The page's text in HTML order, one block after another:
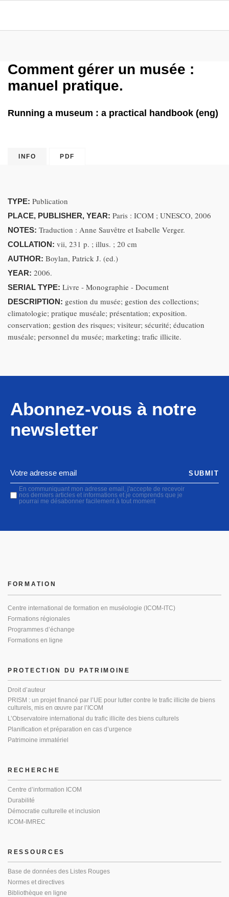
Comment gérer un musée :
manuel pratique.
Running a museum : a practical handbook (eng)
INFO PDF
TYPE: Publication
PLACE, PUBLISHER, YEAR: Paris : ICOM ; UNESCO, 2006
NOTES: Traduction : Anne Sauvêtre et Isabelle Verger.
COLLATION: vii, 231 p. ; illus. ; 20 cm
AUTHOR: Boylan, Patrick J. (ed.)
YEAR: 2006.
SERIAL TYPE: Livre - Monographie - Document
DESCRIPTION: gestion du musée; gestion des collections;
climatologie; pratique muséale; présentation; exposition.
conservation; gestion des risques; visiteur; sécurité; éducation
muséale; personnel du musée; marketing; trafic illicite.
Abonnez-vous à notre
newsletter
En communiquant mon adresse email, j'accepte de recevoir
nos derniers articles et informations et je comprends que je
pourrai me désabonner facilement à tout moment
SUBMIT
PROTECTION DU PATRIMOINE
Droit d’auteur
PRISM : un projet financé par l’UE pour lutter contre le trafic illicite de biens
culturels, mis en œuvre par l’ICOM
L’Observatoire international du trafic illicite des biens culturels
Planification et préparation en cas d’urgence
Patrimoine immatériel
FORMATION
Centre international de formation en muséologie (ICOM-ITC)
Formations régionales
Programmes d’échange
Formations en ligne
RECHERCHE
Centre d’information ICOM
Durabilité
Démocratie culturelle et inclusion
ICOM-IMREC
RESSOURCES
Base de données des Listes Rouges
Normes et directives
Bibliothèque en ligne